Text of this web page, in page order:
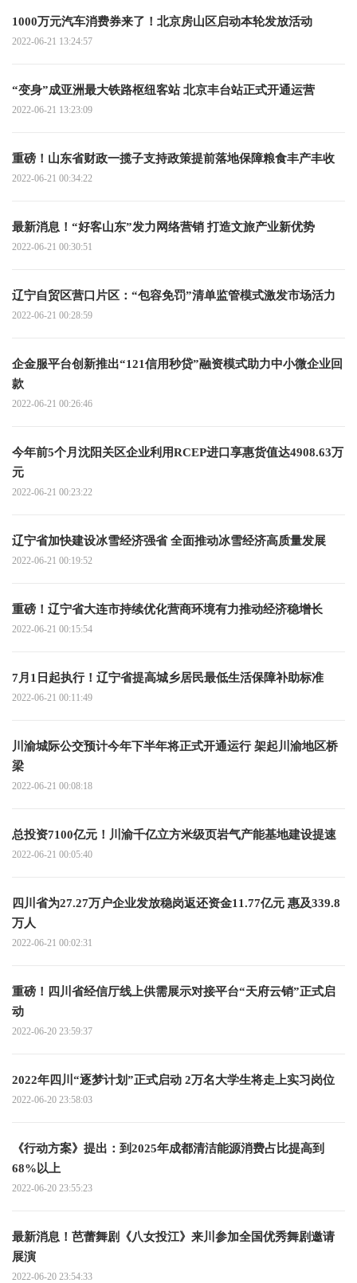
1000万元汽车消费券来了！北京房山区启动本轮发放活动
2022-06-21 13:24:57
“变身”成亚洲最大铁路枢纽客站 北京丰台站正式开通运营
2022-06-21 13:23:09
重磅！山东省财政一揽子支持政策提前落地保障粮食丰产丰收
2022-06-21 00:34:22
最新消息！“好客山东”发力网络营销 打造文旅产业新优势
2022-06-21 00:30:51
辽宁自贸区营口片区：“包容免罚”清单监管模式激发市场活力
2022-06-21 00:28:59
企金服平台创新推出“121信用秒贷”融资模式助力中小微企业回
款
2022-06-21 00:26:46
今年前5个月沈阳关区企业利用RCEP进口享惠货值达4908.63万
元
2022-06-21 00:23:22
辽宁省加快建设冰雪经济强省 全面推动冰雪经济高质量发展
2022-06-21 00:19:52
重磅！辽宁省大连市持续优化营商环境有力推动经济稳增长
2022-06-21 00:15:54
7月1日起执行！辽宁省提高城乡居民最低生活保障补助标准
2022-06-21 00:11:49
川渝城际公交预计今年下半年将正式开通运行 架起川渝地区桥
梁
2022-06-21 00:08:18
总投资7100亿元！川渝千亿立方米级页岩气产能基地建设提速
2022-06-21 00:05:40
四川省为27.27万户企业发放稳岗返还资金11.77亿元 惠及339.8
万人
2022-06-21 00:02:31
重磅！四川省经信厅线上供需展示对接平台“天府云销”正式启
动
2022-06-20 23:59:37
2022年四川“逐梦计划”正式启动 2万名大学生将走上实习岗位
2022-06-20 23:58:03
《行动方案》提出：到2025年成都清洁能源消费占比提高到
68%以上
2022-06-20 23:55:23
最新消息！芭蕾舞剧《八女投江》来川参加全国优秀舞剧邀请
展演
2022-06-20 23:54:33